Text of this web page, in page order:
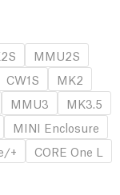
MMU2S
CW1S
MK2
MMU3
MK3.5
MINI Enclosure
+
CORE One L